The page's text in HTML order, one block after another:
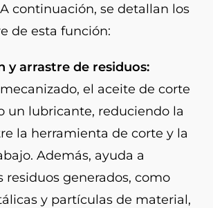
continuación, se detallan los
de esta función:
y arrastre de residuos:
el aceite de corte
un lubricante, reduciendo la
la herramienta de corte y la
Además, ayuda a
residuos generados, como
y partículas de material,